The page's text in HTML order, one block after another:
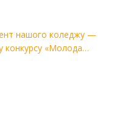
нашого коледжу —
конкурсу «Молода